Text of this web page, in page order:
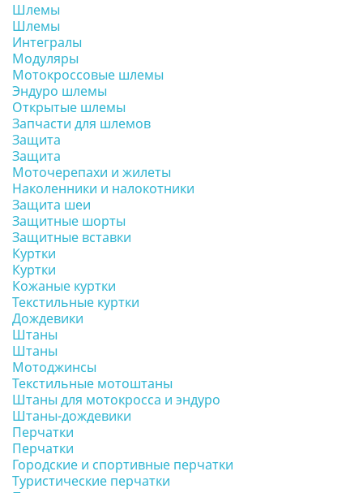
Шлемы
Шлемы
Интегралы
Модуляры
Мотокроссовые шлемы
Эндуро шлемы
Открытые шлемы
Запчасти для шлемов
Защита
Защита
Моточерепахи и жилеты
Наколенники и налокотники
Защита шеи
Защитные шорты
Защитные вставки
Куртки
Куртки
Кожаные куртки
Текстильные куртки
Дождевики
Штаны
Штаны
Мотоджинсы
Текстильные мотоштаны
Штаны для мотокросса и эндуро
Штаны-дождевики
Перчатки
Перчатки
Городские и спортивные перчатки
Туристические перчатки